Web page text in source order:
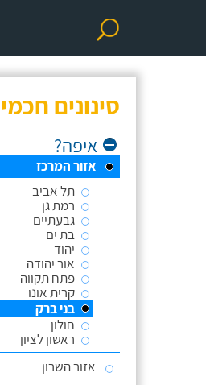
סינונים
איפה?
אזור המרכז
תל אביב
רמת גן
גבעתיים
בת ים
יהוד
אור יהודה
פתח תקווה
קרית אונו
בני ברק
חולון
ראשון לציון
אזור השרון